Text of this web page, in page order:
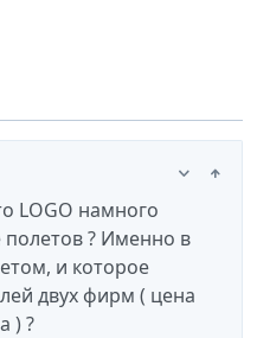
LOGO намного
полетов ? Именно в
и которое
двух фирм ( цена
) ?